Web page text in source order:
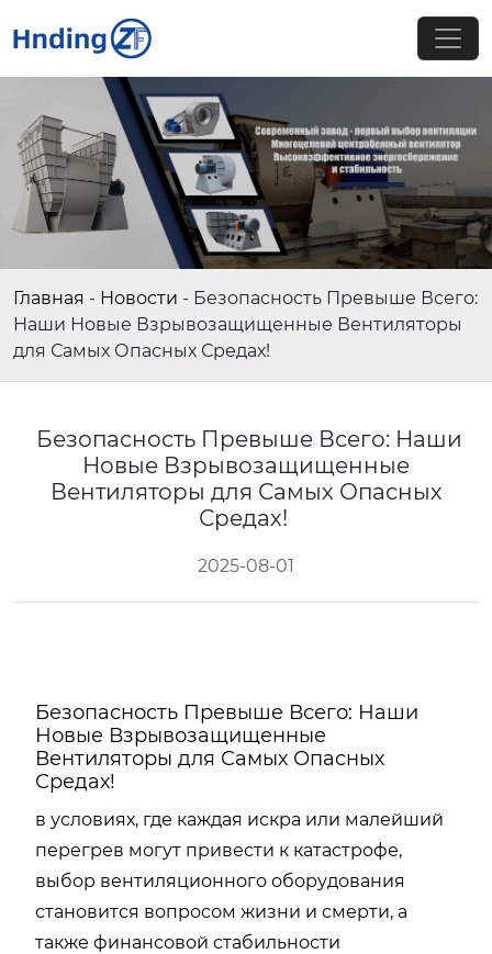
Главная - Новости - Безопасность Превыше Всего:
Наши Новые Взрывозащищенные Вентиляторы
для Самых Опасных Средах!
Безопасность Превыше Всего: Наши
Новые Взрывозащищенные
Вентиляторы для Самых Опасных
Средах!
2025-08-01
Безопасность Превыше Всего: Наши
Новые Взрывозащищенные
Вентиляторы для Самых Опасных
Средах!
в условиях, где каждая искра или малейший
перегрев могут привести к катастрофе,
выбор вентиляционного оборудования
становится вопросом жизни и смерти, а
также финансовой стабильности